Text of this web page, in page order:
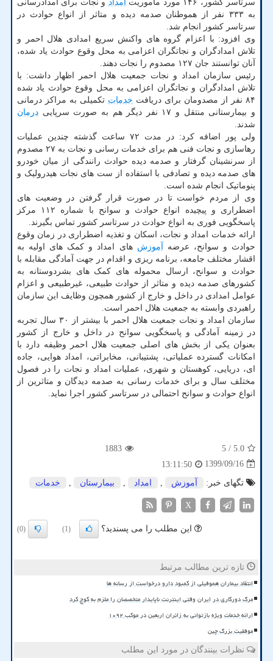
سرتاسر کشور، ۱۴۶ مورد مأموریت
امداد و نجات برای امدادرسانی
به ۳۳۳ نفر از هموطنان صدمه دیده و متاثر از انواع حوادث در
سرتاسر کشور انجام شد.
وی افزود: با اعزام گروه های واکنش سریع امدادی هلال احمر و
تلاش امدادگران و نجاتگران اعزامی به محل وقوع حوادث یاد شده،
آنان توانستند جان ۱۲۷ مصدوم را نجات دهند.
رئیس سازمان امداد و نجات جمعیت هلال احمر اظهار داشت: با
تلاش امدادگران و نجاتگران اعزامی به محل وقوع حوادث یاد شده
۸۴ نفر از مصدومان برای دریافت
خدمات تکمیلی به مراکز درمانی
و بیمارستانی منتقل و ۱۷ نفر دیگر هم به صورت سرپایی
درمان
شدند.
ولی پور اضافه کرد: در مدت ۷۲ ساعت گذشته چندین عملیات
رهاسازی و نجات فنی هم برای خدمات رسانی و نجات به ۲۷ مصدوم
از سرنشینان گرفتار و صدمه دیده حوادث رانندگی از میان خودرو
های صدمه دیده و تصادفی با استفاده از ست های نجات هیدرولیک و
پنوماتیک انجام شده است.
وی از مردم خواست تا در صورت قرار گرفتن در وضعیت های
اضطراری و پیچیده انواع حوادث و سوانح با شماره ۱۱۲ مرکز
پاسخگویی فوری به انواع حوادث در سرتاسر کشور تماس بگیرند.
ارائه خدمات امداد و نجات، اسکان و تغذیه اضطراری در زمان وقوع
حوادث و سوانح، عرضه
آموزش های امداد و کمک های اولیه به
اقشار مختلف جامعه، برنامه ریزی و اقدام در جهت آمادگی مقابله با
حوادث و سوانح، ارسال محموله های کمک های بشردوستانه به
کشورهای صدمه دیده و متاثر از حوادث طبیعی، غیرطبیعی و اعزام
عوامل امدادی در داخل و خارج از کشور همچون وظایف این سازمان
راهبردی وابسته به جمعیت هلال احمر است.
سازمان امداد و نجات جمعیت هلال احمر با بیشتر از ۳۰ سال تجربه
در زمینه آمادگی و پاسخگویی سوانح در داخل و خارج از کشور
بعنوان یکی از بخش های اصلی جمعیت هلال احمر وظیفه دارد با
امکانات گسترده عملیاتی، پشتیبانی، مخابراتی، امداد هوایی، جاده
ای، دریایی، کوهستان و شهری، عملیات امداد و نجات را در فصول
مختلف سال و برای خدمات رسانی به صدمه دیدگان و متاثرین از
انواع حوادث و سوانح احتمالی در سرتاسر کشور اجرا نماید.
5.0
/ 5
1883
1399/09/16
13:11:50
تگهای خبر:
آموزش , امداد , بیمارستان , خدمات
X
این مطلب را می پسندید؟ (1)
(0)
تازه ترین مطالب مرتبط
انتقاد بیماران هموفیلی از کمبود دارو درخواست از رسانه ها
مرگ دورکاری در ایران وقتی اینترنت ناپایدار متخصصان را ملزم به کوچ کرد
ارائه خدمات ویژه بازتوانی به زائران اربعین در موکب ۱۰۹۲
موفقیت بزرگ چین
نظرات بینندگان در مورد این مطلب